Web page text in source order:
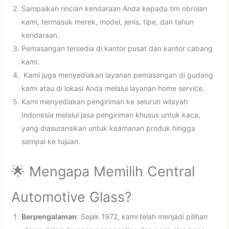
Sampaikan rincian kendaraan Anda kepada tim obrolan
kami, termasuk merek, model, jenis, tipe, dan tahun
kendaraan.
Pemasangan tersedia di kantor pusat dan kantor cabang
kami.
Kami juga menyediakan layanan pemasangan di gudang
kami atau di lokasi Anda melalui layanan home service.
Kami menyediakan pengiriman ke seluruh wilayah
Indonesia melalui jasa pengiriman khusus untuk kaca,
yang diasuransikan untuk keamanan produk hingga
sampai ke tujuan.
🌟 Mengapa Memilih Central
Automotive Glass?
Berpengalaman: Sejak 1972, kami telah menjadi pilihan